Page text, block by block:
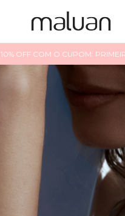
10% OFF COM O CUPOM: